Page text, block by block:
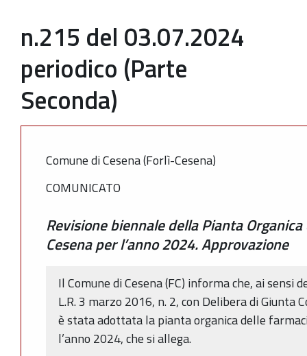
n.215 del 03.07.2024
periodico (Parte
Seconda)
Comune di Cesena (Forlì-Cesena)
COMUNICATO
Revisione biennale della Pianta
Cesena per l’anno 2024. Approvazione
Il Comune di Cesena (FC) informa che, ai sensi
L.R. 3 marzo 2016, n. 2, con Delibera di
è stata adottata la pianta organica delle
l’anno 2024, che si allega.